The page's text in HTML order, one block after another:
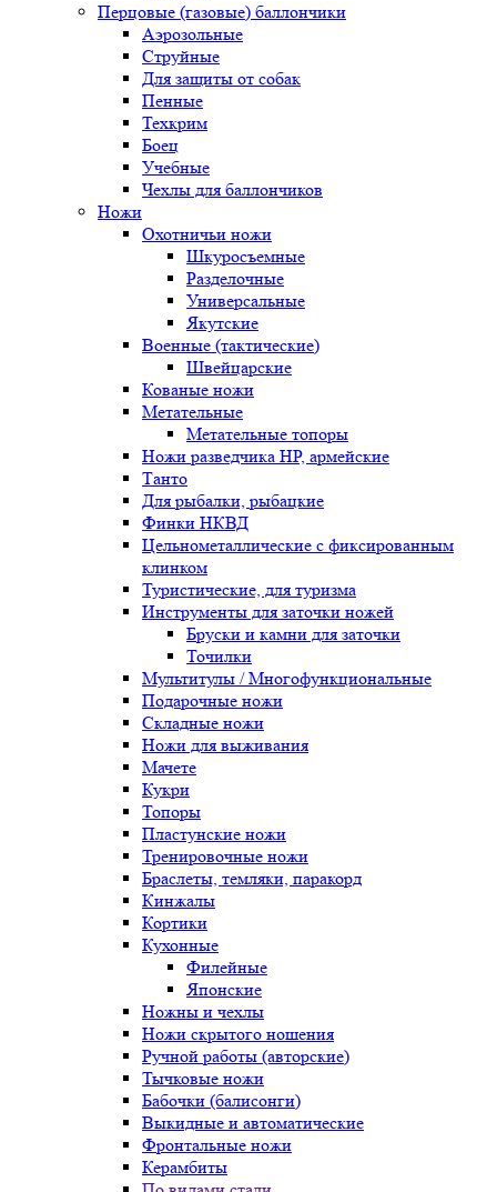
Перцовые (газовые) баллончики
Аэрозольные
Струйные
Для защиты от собак
Пенные
Техкрим
Боец
Учебные
Чехлы для баллончиков
Ножи
Охотничьи ножи
Шкуросъемные
Разделочные
Универсальные
Якутские
Военные (тактические)
Швейцарские
Кованые ножи
Метательные
Метательные топоры
Ножи разведчика НР, армейские
Танто
Для рыбалки, рыбацкие
Финки НКВД
Цельнометаллические с фиксированным
клинком
Туристические, для туризма
Инструменты для заточки ножей
Бруски и камни для заточки
Точилки
Мультитулы / Многофункциональные
Подарочные ножи
Складные ножи
Ножи для выживания
Мачете
Кукри
Топоры
Пластунские ножи
Тренировочные ножи
Браслеты, темляки, паракорд
Кинжалы
Кортики
Кухонные
Филейные
Японские
Ножны и чехлы
Ножи скрытого ношения
Ручной работы (авторские)
Тычковые ножи
Бабочки (балисонги)
Выкидные и автоматические
Фронтальные ножи
Керамбиты